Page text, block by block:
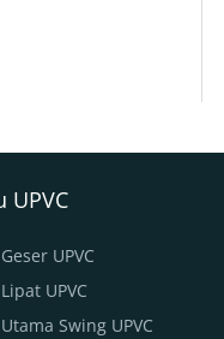
UPVC
UPVC
UPVC
Swing UPVC